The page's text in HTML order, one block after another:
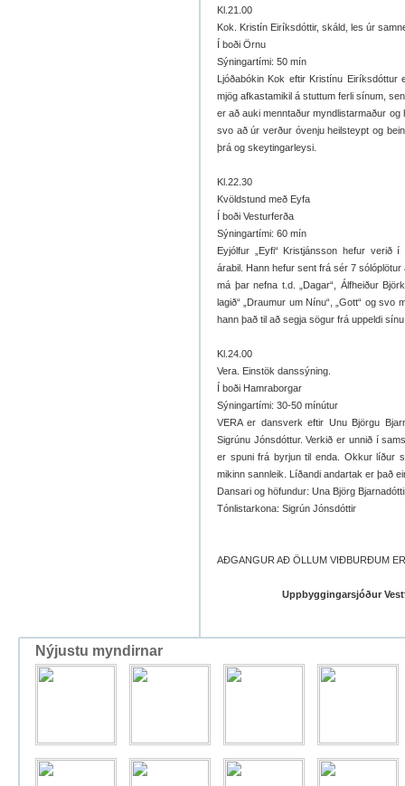
Kl.21.00
Kok. Kristín Eiríksdóttir, skáld, les úr
Í boði Örnu
Sýningartími: 50 mín
Ljóðabókin Kok eftir Kristínu
mjög afkastamikil á stuttum ferli sínum,
er að auki menntaður myndlistarmaður
svo að úr verður óvenju heilsteypt og
þrá og skeytingarleysi.
Kl.22.30
Kvöldstund með Eyfa
Í boði Vesturferða
Sýningartími: 60 mín
Eyjólfur „Eyfi“ Kristjánsson hefur verið
árabil. Hann hefur sent frá sér 7
má þar nefna t.d. „Dagar“, Álfheiður
lagið“ „Draumur um Nínu“, „Gott“ og
hann það til að segja sögur frá uppeldi
Kl.24.00
Vera. Einstök danssýning.
Í boði Hamraborgar
Sýningartími: 30-50 mínútur
VERA er dansverk eftir Unu Björgu
Sigrúnu Jónsdóttur. Verkið er unnið í
er spuni frá byrjun til enda. Okkur líður
mikinn sannleik. Líðandi andartak er það
Dansari og höfundur: Una Björg
Tónlistarkona: Sigrún Jónsdóttir
AÐGANGUR AÐ ÖLLUM VIÐBURÐUM
Uppbyggingarsjóður
Nýjustu myndirnar